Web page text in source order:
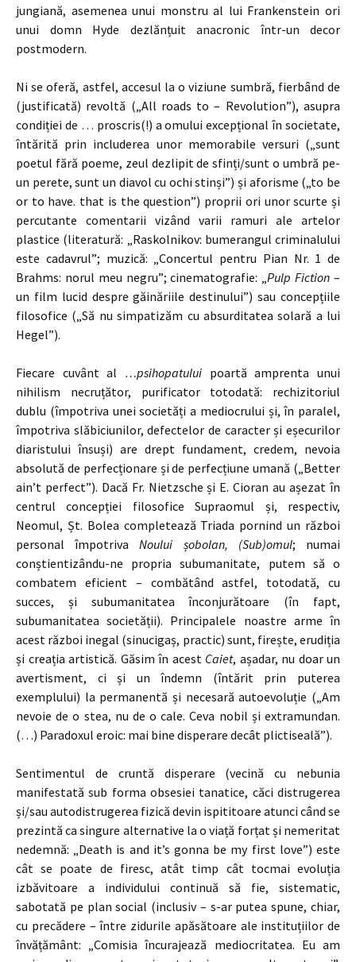
jungiană, asemenea unui monstru al lui Frankenstein ori
unui domn Hyde dezlănțuit anacronic într-un decor
postmodern.
Ni se oferă, astfel, accesul la o viziune sumbră, fierbând de
(justificată) revoltă („All roads to – Revolution”), asupra
condiției de … proscris(!) a omului excepțional în societate,
întărită prin includerea unor memorabile versuri („sunt
poetul fără poeme, zeul dezlipit de sfinți/sunt o umbră pe-
un perete, sunt un diavol cu ochi stinși”) și aforisme („to be
or to have. that is the question”) proprii ori unor scurte și
percutante comentarii vizând varii ramuri ale artelor
plastice (literatură: „Raskolnikov: bumerangul criminalului
este cadavrul”; muzică: „Concertul pentru Pian Nr. 1 de
Brahms: norul meu negru”; cinematografie: „Pulp Fiction –
un film lucid despre găinăriile destinului”) sau concepțiile
filosofice („Să nu simpatizăm cu absurditatea solară a lui
Hegel”).
Fiecare cuvânt al …psihopatului poartă amprenta unui
nihilism necruțător, purificator totodată: rechizitoriul
dublu (împotriva unei societăți a mediocrului și, în paralel,
împotriva slăbiciunilor, defectelor de caracter și eșecurilor
diaristului însuși) are drept fundament, credem, nevoia
absolută de perfecționare și de perfecțiune umană („Better
ain’t perfect”). Dacă Fr. Nietzsche și E. Cioran au așezat în
centrul concepției filosofice Supraomul și, respectiv,
Neomul, Șt. Bolea completează Triada pornind un război
personal împotrivaNoului șobolan, (Sub)omul; numai
conștientizându-ne propria subumanitate, putem să o
combatem eficient – combătând astfel, totodată, cu
succes, și subumanitatea înconjurătoare (în fapt,
subumanitatea societății). Principalele noastre arme în
acest război inegal (sinucigaș, practic) sunt, firește, erudiția
și creația artistică. Găsim în acest Caiet, așadar, nu doar un
avertisment, ci și un îndemn (întărit prin puterea
exemplului) la permanentă și necesară autoevoluție („Am
nevoie de o stea, nu de o cale. Ceva nobil și extramundan.
(…) Paradoxul eroic: mai bine disperare decât plictiseală”).
Sentimentul de cruntă disperare (vecină cu nebunia
manifestată sub forma obsesiei tanatice, căci distrugerea
și/sau autodistrugerea fizică devin ispititoare atunci când se
prezintă ca singure alternative la o viață forțat și nemeritat
nedemnă: „Death is and it’s gonna be my first love”) este
cât se poate de firesc, atât timp cât tocmai evoluția
izbăvitoare a individului continuă să fie, sistematic,
sabotată pe plan social (inclusiv – s-ar putea spune, chiar,
cu precădere – între zidurile apăsătoare ale instituțiilor de
învățământ: „Comisia încurajează mediocritatea. Eu am